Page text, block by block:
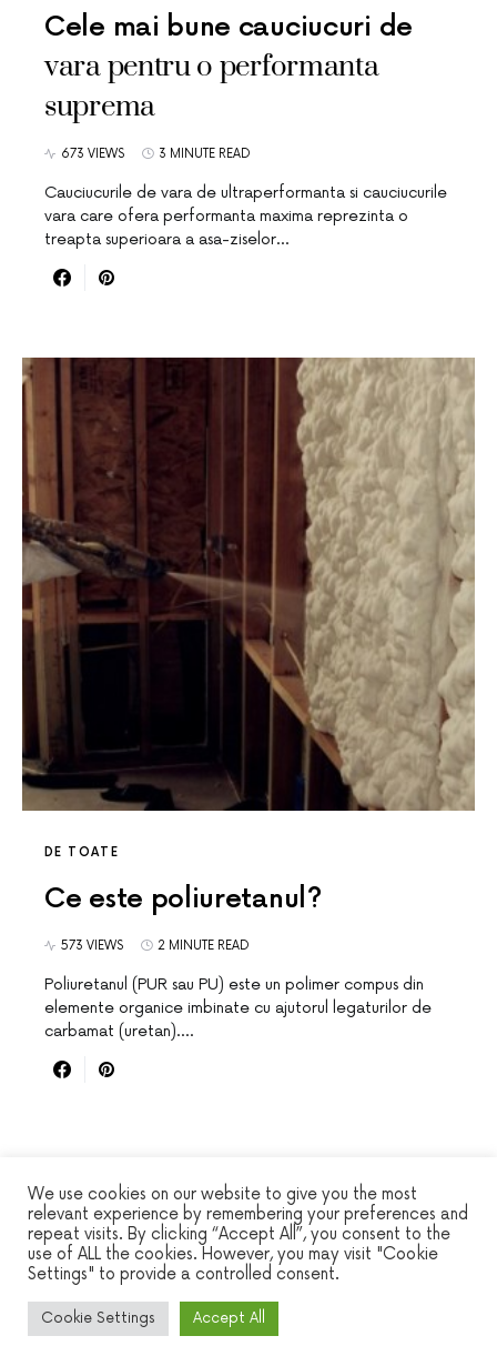
Cele mai bune cauciucuri de
vara pentru o performanta
suprema
673 VIEWS 3 MINUTE READ
Cauciucurile de vara de ultraperformanta si cauciucurile
vara care ofera performanta maxima reprezinta o
treapta superioara a asa-ziselor…
DE TOATE
Ce este poliuretanul?
573 VIEWS 2 MINUTE READ
Poliuretanul (PUR sau PU) este un polimer compus din
elemente organice imbinate cu ajutorul legaturilor de
carbamat (uretan).…
WINSEC
DESIGNED & DEVELOPED BY
We use cookies on our website to give you the most
relevant experience by remembering your preferences and
repeat visits. By clicking “Accept All”, you consent to the
use of ALL the cookies. However, you may visit "Cookie
Settings" to provide a controlled consent.
Cookie Settings Accept All